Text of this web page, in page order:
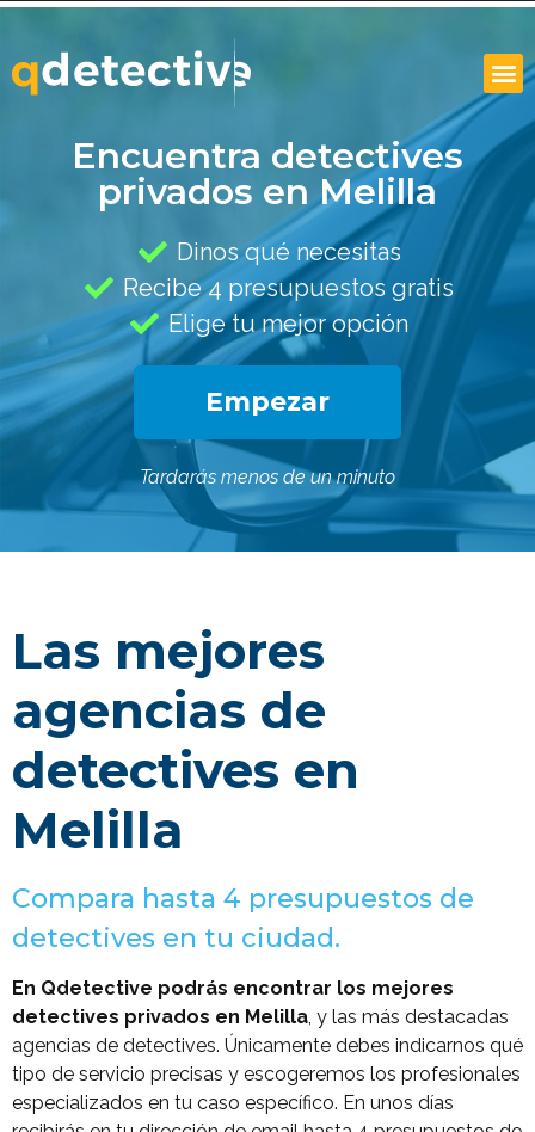
Encuentra detectives
privados en Melilla
Dinos qué necesitas
Recibe 4 presupuestos gratis
Elige tu mejor opción
Empezar
Tardarás menos de un minuto
Las mejores
agencias de
detectives en
Melilla
Compara hasta 4 presupuestos de
detectives en tu ciudad.
En Qdetective podrás encontrar los mejores
detectives privados en Melilla, y las más destacadas
agencias de detectives. Únicamente debes indicarnos qué
tipo de servicio precisas y escogeremos los profesionales
especializados en tu caso específico. En unos días